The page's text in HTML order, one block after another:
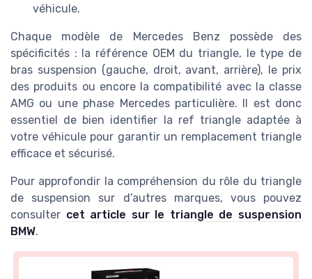
véhicule.
Chaque modèle de Mercedes Benz possède des
spécificités : la référence OEM du triangle, le type de
bras suspension (gauche, droit, avant, arrière), le prix
des produits ou encore la compatibilité avec la classe
AMG ou une phase Mercedes particulière. Il est donc
essentiel de bien identifier la ref triangle adaptée à
votre véhicule pour garantir un remplacement triangle
efficace et sécurisé.
Pour approfondir la compréhension du rôle du triangle
de suspension sur d’autres marques, vous pouvez
consulter cet article sur le triangle de suspension
BMW.